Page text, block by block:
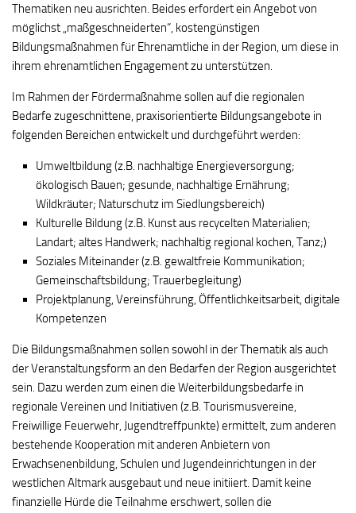
Thematiken neu ausrichten. Beides erfordert ein Angebot von
möglichst „maßgeschneiderten“, kostengünstigen
Bildungsmaßnahmen für Ehrenamtliche in der Region, um diese in
ihrem ehrenamtlichen Engagement zu unterstützen.
Im Rahmen der Fördermaßnahme sollen auf die regionalen
Bedarfe zugeschnittene, praxisorientierte Bildungsangebote in
folgenden Bereichen entwickelt und durchgeführt werden:
Umweltbildung (z.B. nachhaltige Energieversorgung;
ökologisch Bauen; gesunde, nachhaltige Ernährung;
Wildkräuter; Naturschutz im Siedlungsbereich)
Kulturelle Bildung (z.B. Kunst aus recycelten Materialien;
Landart; altes Handwerk; nachhaltig regional kochen, Tanz;)
Soziales Miteinander (z.B. gewaltfreie Kommunikation;
Gemeinschaftsbildung; Trauerbegleitung)
Projektplanung, Vereinsführung, Öffentlichkeitsarbeit, digitale
Kompetenzen
Die Bildungsmaßnahmen sollen sowohl in der Thematik als auch
der Veranstaltungsform an den Bedarfen der Region ausgerichtet
sein. Dazu werden zum einen die Weiterbildungsbedarfe in
regionale Vereinen und Initiativen (z.B. Tourismusvereine,
Freiwillige Feuerwehr, Jugendtreffpunkte) ermittelt, zum anderen
bestehende Kooperation mit anderen Anbietern von
Erwachsenenbildung, Schulen und Jugendeinrichtungen in der
westlichen Altmark ausgebaut und neue initiiert. Damit keine
finanzielle Hürde die Teilnahme erschwert, sollen die